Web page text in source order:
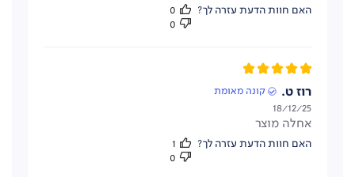
מכסה פתוח ומכסה סגור למגוון מנות ושימושים
האם חוות הדעת עזרה לך?
0
0
רוז ט. קונה מאומת
אחלה מוצר
פרסום
18/12/25
האם חוות הדעת עזרה לך?
1
0